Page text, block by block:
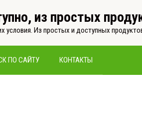
из простых
Из простых и доступных
ПО САЙТУ КОНТАКТЫ